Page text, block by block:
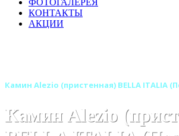
ФОТОГАЛЕРЕЯ
КОНТАКТЫ
АКЦИИ
Камин Alezio (пристенная) BELLA ITALIA
Камин Alezio